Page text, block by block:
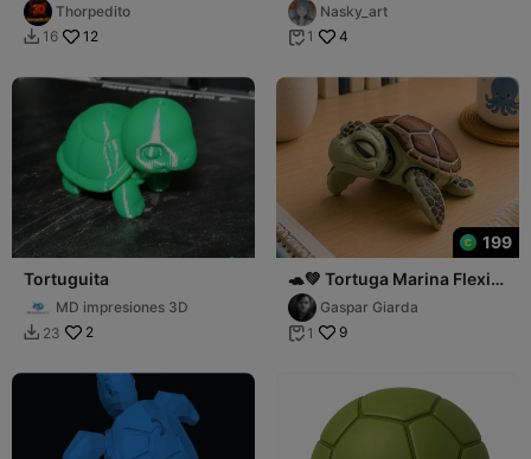
Thorpedito
 16 12
Nasky_art
 1 4
Tortuguita
MD impresiones 3D
 23 2
199
🐢💚 Tortuga Marina Flexi
Articulada
Gaspar Giarda
 1 9